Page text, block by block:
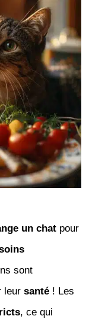
un chatpour
sont
leur santé! Les
, ce qui